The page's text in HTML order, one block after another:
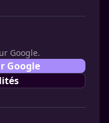
Google.
Google